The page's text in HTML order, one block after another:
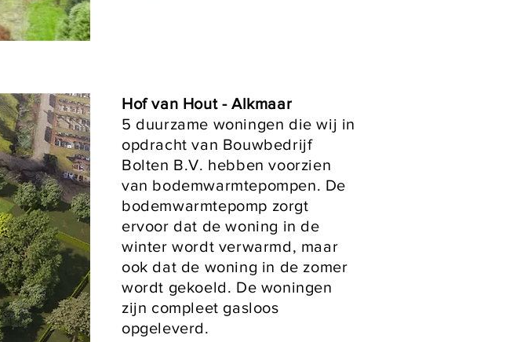
Hof van Hout - Alkmaar
5 duurzame woningen die wij in
opdracht van Bouwbedrijf
Bolten B.V. hebben voorzien
van bodemwarmtepompen. De
bodemwarmtepomp zorgt
ervoor dat de woning in de
winter wordt verwarmd, maar
ook dat de woning in de zomer
wordt gekoeld. De woningen
zijn compleet gasloos
opgeleverd.